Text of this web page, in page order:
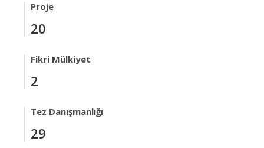
Proje
20
Fikri Mülkiyet
2
Tez Danışmanlığı
29